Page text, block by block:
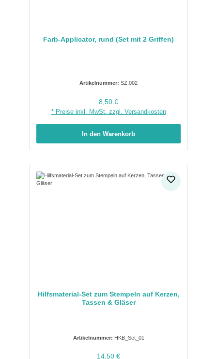
Farb-Applicator, rund (Set mit 2 Griffen)
Artikelnummer: SZ.002
Regulärer Preis:
8,50 €
* Preise inkl. MwSt. zzgl. Versandkosten
In den Warenkorb
Hilfsmaterial-Set zum Stempeln auf Kerzen,
Tassen & Gläser
Artikelnummer: HKB_Set_01
Regulärer Preis:
14,50 €